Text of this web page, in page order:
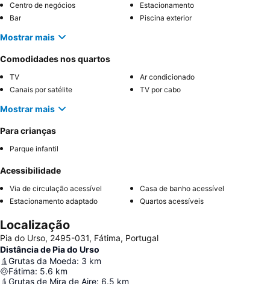
Centro de negócios
Estacionamento
Bar
Piscina exterior
Mostrar mais
Comodidades nos quartos
TV
Ar condicionado
Canais por satélite
TV por cabo
Mostrar mais
Para crianças
Parque infantil
Acessibilidade
Via de circulação acessível
Casa de banho acessível
Estacionamento adaptado
Quartos acessíveis
Localização
Pia do Urso, 2495-031, Fátima, Portugal
Distância de Pia do Urso
Grutas da Moeda: 3 km
Fátima: 5.6 km
Grutas de Mira de Aire: 6.5 km